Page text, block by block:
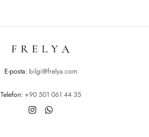
E-posta: bilgi@frelya.com
Telefon: +90 501 061 44 35